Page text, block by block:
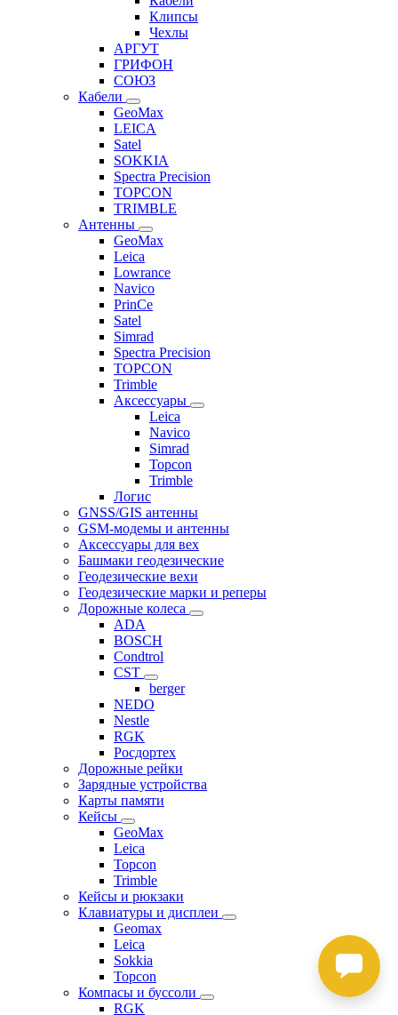
Клипсы
Чехлы
АРГУТ
ГРИФОН
СОЮЗ
Кабели
GeoMax
LEICA
Satel
SOKKIA
Spectra Precision
TOPCON
TRIMBLE
Антенны
GeoMax
Leica
Lowrance
Navico
PrinCe
Satel
Simrad
Spectra Precision
TOPCON
Trimble
Аксессуары
Leica
Navico
Simrad
Topcon
Trimble
Логис
GNSS/GIS антенны
GSM-модемы и антенны
Аксессуары для вех
Башмаки геодезические
Геодезические вехи
Геодезические марки и реперы
Дорожные колеса
ADA
BOSCH
Condtrol
CST
berger
NEDO
Nestle
RGK
Росдортех
Дорожные рейки
Зарядные устройства
Карты памяти
Кейсы
GeoMax
Leica
Topcon
Trimble
Кейсы и рюкзаки
Клавиатуры и дисплеи
Geomax
Leica
Sokkia
Topcon
Компасы и буссоли
RGK